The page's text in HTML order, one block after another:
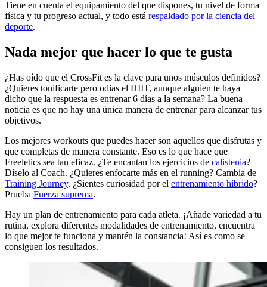
Tiene en cuenta el equipamiento del que dispones, tu nivel de forma
física y tu progreso actual, y todo está respaldado por la ciencia del
deporte.
Nada mejor que hacer lo que te gusta
¿Has oído que el CrossFit es la clave para unos músculos definidos?
¿Quieres tonificarte pero odias el HIIT, aunque alguien te haya
dicho que la respuesta es entrenar 6 días a la semana? La buena
noticia es que no hay una única manera de entrenar para alcanzar tus
objetivos.
Los mejores workouts que puedes hacer son aquellos que disfrutas y
que completas de manera constante. Eso es lo que hace que
Freeletics sea tan eficaz. ¿Te encantan los ejercicios de calistenia?
Díselo al Coach. ¿Quieres enfocarte más en el running? Cambia de
Training Journey. ¿Sientes curiosidad por el entrenamiento híbrido?
Prueba Fuerza suprema.
Hay un plan de entrenamiento para cada atleta. ¡Añade variedad a tu
rutina, explora diferentes modalidades de entrenamiento, encuentra
lo que mejor te funciona y mantén la constancia! Así es como se
consiguen los resultados.